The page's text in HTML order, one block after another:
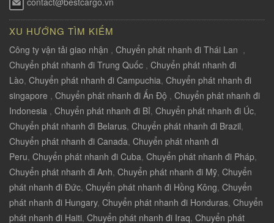
XU HƯỚNG TÌM KIẾM
Công ty vận tải giao nhận , Chuyển phát nhanh đi Thái Lan ,
Chuyển phát nhanh đi Trung Quốc , Chuyển phát nhanh đi
Lào, Chuyển phát nhanh đi Campuchia, Chuyển phát nhanh đi
singapore , Chuyển phát nhanh đi Ấn Độ , Chuyển phát nhanh đi
Indonesia , Chuyển phát nhanh đi Bỉ, Chuyển phát nhanh đi Úc,
Chuyển phát nhanh đi Belarus, Chuyển phát nhanh đi Brazil,
Chuyển phát nhanh đi Canada, Chuyển phát nhanh đi
Peru, Chuyển phát nhanh đi Cuba, Chuyển phát nhanh đi Pháp,
Chuyển phát nhanh đi Anh, Chuyển phát nhanh đi Mỹ, Chuyển
phát nhanh đi Đức, Chuyển phát nhanh đi Hồng Kông, Chuyển
phát nhanh đi Hungary, Chuyển phát nhanh đi Honduras, Chuyển
phát nhanh đi Haiti, Chuyển phát nhanh đi Iraq, Chuyển phát